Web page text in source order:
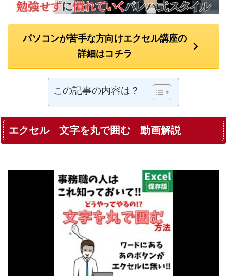
パソコンが苦手な方向けエクセル講座の
詳細はコチラ
この記事の内容は？
エクセル 文字を丸で囲む 動画解説